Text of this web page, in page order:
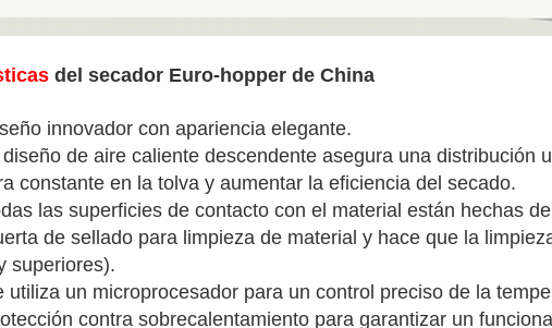
del secador Euro-hopper de China
con apariencia elegante.
de aire caliente descendente asegura una distribución
constante en la tolva y aumentar la eficiencia del secado.
superficies de contacto con el material están hechas de
sellado para limpieza de material y hace que la limpieza
superiores).
un microprocesador para un control preciso de la
contra sobrecalentamiento para garantizar un